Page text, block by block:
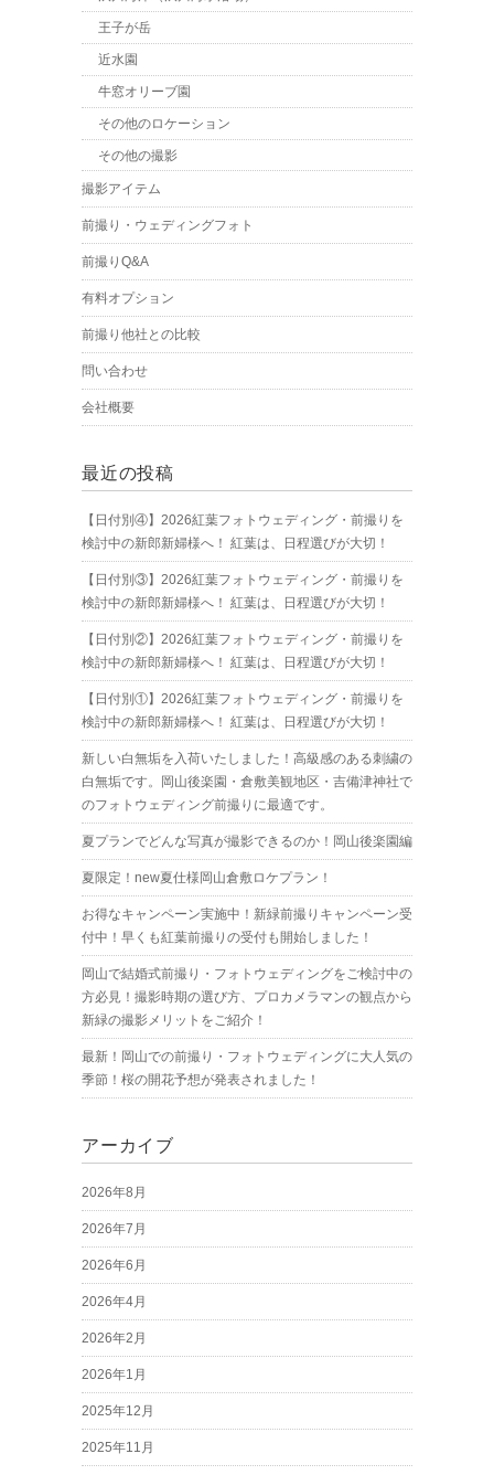
王子が岳
近水園
牛窓オリーブ園
その他のロケーション
その他の撮影
撮影アイテム
前撮り・ウェディングフォト
前撮りQ&A
有料オプション
前撮り他社との比較
問い合わせ
会社概要
最近の投稿
【日付別④】2026紅葉フォトウェディング・前撮りを
検討中の新郎新婦様へ！ 紅葉は、日程選びが大切！
【日付別③】2026紅葉フォトウェディング・前撮りを
検討中の新郎新婦様へ！ 紅葉は、日程選びが大切！
【日付別②】2026紅葉フォトウェディング・前撮りを
検討中の新郎新婦様へ！ 紅葉は、日程選びが大切！
【日付別①】2026紅葉フォトウェディング・前撮りを
検討中の新郎新婦様へ！ 紅葉は、日程選びが大切！
新しい白無垢を入荷いたしました！高級感のある刺繍の
白無垢です。岡山後楽園・倉敷美観地区・吉備津神社で
のフォトウェディング前撮りに最適です。
夏プランでどんな写真が撮影できるのか！岡山後楽園編
夏限定！new夏仕様岡山倉敷ロケプラン！
お得なキャンペーン実施中！新緑前撮りキャンペーン受
付中！早くも紅葉前撮りの受付も開始しました！
岡山で結婚式前撮り・フォトウェディングをご検討中の
方必見！撮影時期の選び方、プロカメラマンの観点から
新緑の撮影メリットをご紹介！
最新！岡山での前撮り・フォトウェディングに大人気の
季節！桜の開花予想が発表されました！
アーカイブ
2026年8月
2026年7月
2026年6月
2026年4月
2026年2月
2026年1月
2025年12月
2025年11月